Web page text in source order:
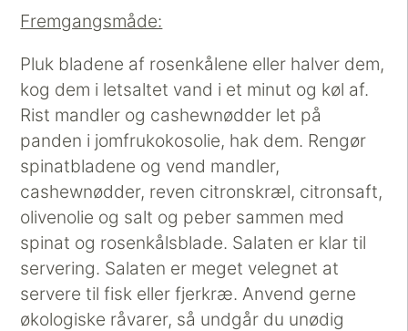
Fremgangsmåde:
Pluk bladene af rosenkålene eller halver dem,
kog dem i letsaltet vand i et minut og køl af.
Rist mandler og cashewnødder let på
panden i jomfrukokosolie, hak dem. Rengør
spinatbladene og vend mandler,
cashewnødder, reven citronskræl, citronsaft,
olivenolie og salt og peber sammen med
spinat og rosenkålsblade. Salaten er klar til
servering. Salaten er meget velegnet at
servere til fisk eller fjerkræ. Anvend gerne
økologiske råvarer, så undgår du unødig